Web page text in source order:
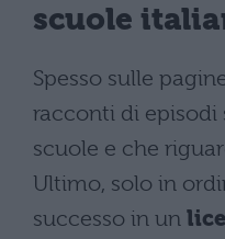
scuole
Spesso sulle
racconti di episodi
scuole e che
Ultimo, solo in
successo in un